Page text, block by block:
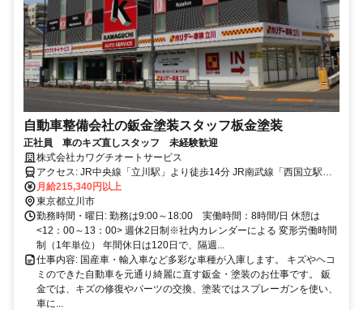
自動車整備会社の鈑金塗装スタッフ板金塗装
正社員 車のキズ直しスタッフ 未経験歓迎
株式会社カワグチオートサービス
アクセス: JR中央線「立川駅」より徒歩14分 JR南武線「西国立駅」
より徒歩12分 交通費支給あり 車通勤可 （駐車場なし、自己手配）
月給215,340円以上
東京都立川市
勤務時間・曜日: 勤務は9:00～18:00 実働時間：8時間/日 休憩は
<12：00～13：00> 週休2日制※社内カレンダーによる 変形労働時間
制（1年単位） 年間休日は120日で、隔週...
仕事内容: 国産車・輸入車など多彩な車種が入庫します。 キズやヘコ
ミのできた自動車を元通り綺麗に直す鈑金・塗装のお仕事です。 鈑
金では、キズの修復やパーツの交換、塗装ではスプレーガンを使い、
車に...